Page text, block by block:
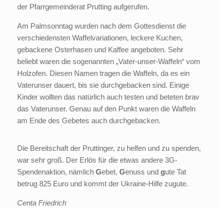
der Pfarrgemeinderat Prutting aufgerufen.
Am Palmsonntag wurden nach dem Gottesdienst die
verschiedensten Waffelvariationen, leckere Kuchen,
gebackene Osterhasen und Kaffee angeboten. Sehr
beliebt waren die sogenannten „Vater-unser-Waffeln“ vom
Holzofen. Diesen Namen tragen die Waffeln, da es ein
Vaterunser dauert, bis sie durchgebacken sind. Einige
Kinder wollten das natürlich auch testen und beteten brav
das Vaterunser. Genau auf den Punkt waren die Waffeln
am Ende des Gebetes auch durchgebacken.
Die Bereitschaft der Pruttinger, zu helfen und zu spenden,
war sehr groß. Der Erlös für die etwas andere 3G-
Spendenaktion, nämlich Gebet, Genuss und gute Tat
betrug 825 Euro und kommt der Ukraine-Hilfe zugute.
Centa Friedrich